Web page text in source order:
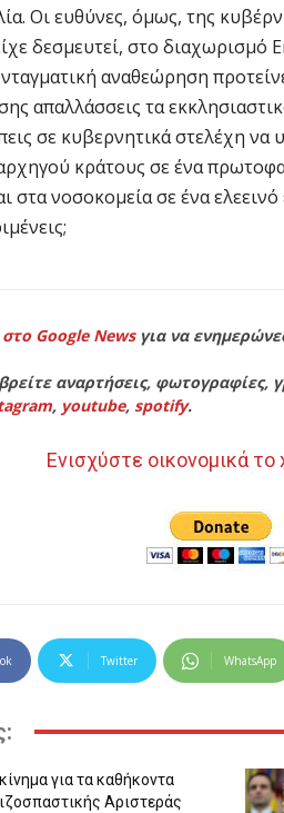
Οι ευθύνες, όμως, της
δεσμευτεί, στο διαχωρισμό
αναθεώρηση
απαλλάσσεις τα
σε κυβερνητικά στελέχη να
κράτους σε ένα
στα νοσοκομεία σε ένα
Google Newsγια να
αναρτήσεις, φωτογραφίες,
, youtube, spotify.
Ενισχύστε οικονομικά
Twitter WhatsApp
για τα καθήκοντα
Αριστεράς